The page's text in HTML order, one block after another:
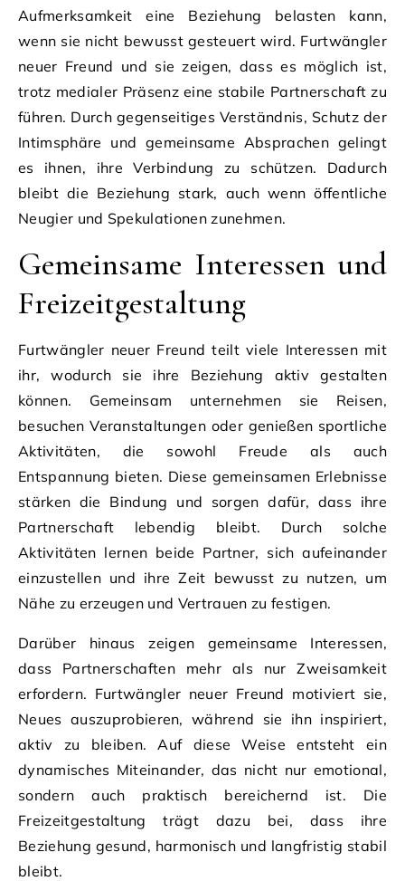
Aufmerksamkeit eine Beziehung belasten kann,
wenn sie nicht bewusst gesteuert wird. Furtwängler
neuer Freund und sie zeigen, dass es möglich ist,
trotz medialer Präsenz eine stabile Partnerschaft zu
führen. Durch gegenseitiges Verständnis, Schutz der
Intimsphäre und gemeinsame Absprachen gelingt
es ihnen, ihre Verbindung zu schützen. Dadurch
bleibt die Beziehung stark, auch wenn öffentliche
Neugier und Spekulationen zunehmen.
Gemeinsame Interessen und
Freizeitgestaltung
Furtwängler neuer Freund teilt viele Interessen mit
ihr, wodurch sie ihre Beziehung aktiv gestalten
können. Gemeinsam unternehmen sie Reisen,
besuchen Veranstaltungen oder genießen sportliche
Aktivitäten, die sowohl Freude als auch
Entspannung bieten. Diese gemeinsamen Erlebnisse
stärken die Bindung und sorgen dafür, dass ihre
Partnerschaft lebendig bleibt. Durch solche
Aktivitäten lernen beide Partner, sich aufeinander
einzustellen und ihre Zeit bewusst zu nutzen, um
Nähe zu erzeugen und Vertrauen zu festigen.
Darüber hinaus zeigen gemeinsame Interessen,
dass Partnerschaften mehr als nur Zweisamkeit
erfordern. Furtwängler neuer Freund motiviert sie,
Neues auszuprobieren, während sie ihn inspiriert,
aktiv zu bleiben. Auf diese Weise entsteht ein
dynamisches Miteinander, das nicht nur emotional,
sondern auch praktisch bereichernd ist. Die
Freizeitgestaltung trägt dazu bei, dass ihre
Beziehung gesund, harmonisch und langfristig stabil
bleibt.